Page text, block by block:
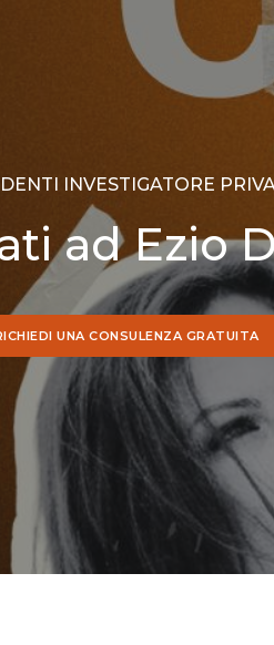
INVESTIGATORE
ad Ezio
UNA CONSULENZA GRATUITA